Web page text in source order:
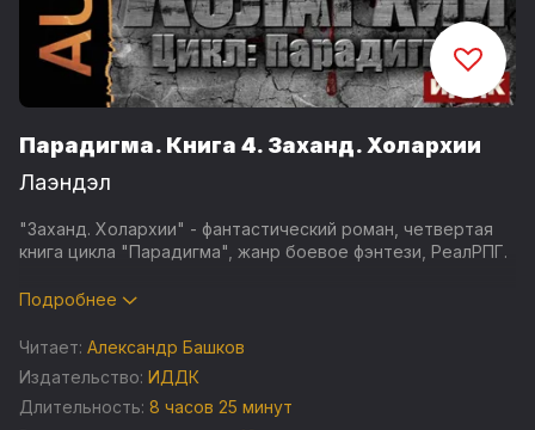
Парадигма. Книга 4. Заханд. Холархии
Лаэндэл
"Заханд. Холархии" - фантастический роман, четвертая
книга цикла "Парадигма", жанр боевое фэнтези, РеалРПГ.
Землю заполонило множество разумных рас и только
Люди расколоты на лагеря, поселения, небольшие группы
и у каждого своя война. Лидеры рейтинга занимают свое
место в обществе и не все из них преследуют благие
цели. Просыпаются дремавшие до этого дня,
Подробнее
Читает: Александр Башков
Издательство: ИДДК
Длительность: 8 часов 25 минут